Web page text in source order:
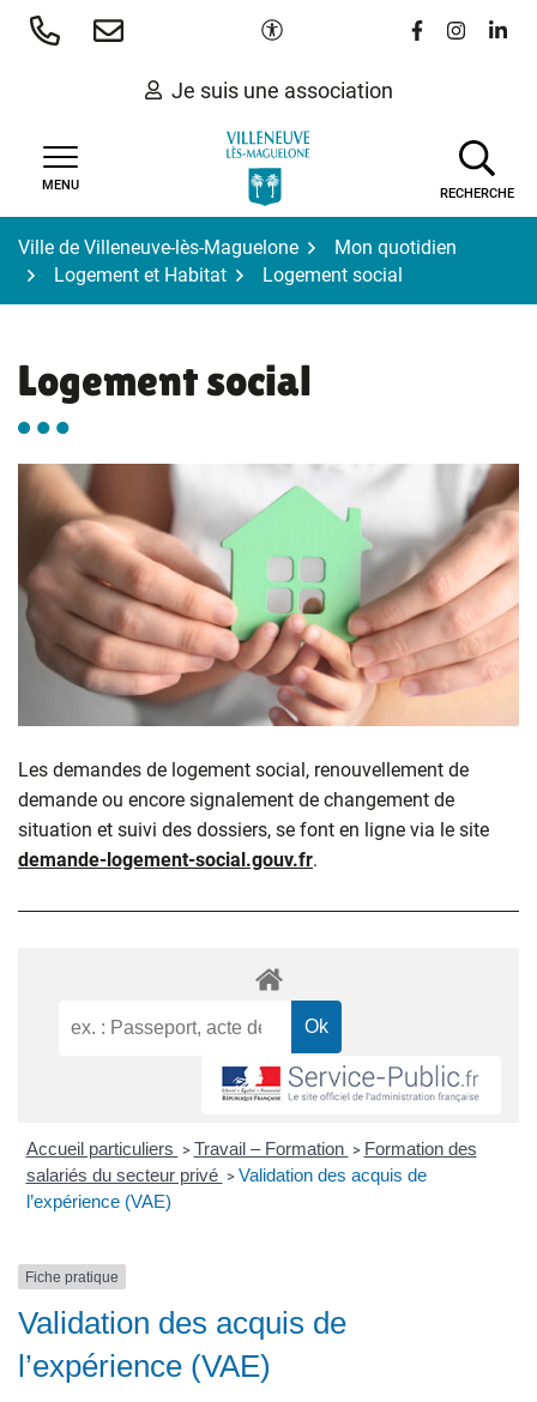
Aller
Paramètres d'accessibilité
Lien vers le
Lien vers
Lien
Je suis une association
MENU
RECHERCHE
Ville de Villeneuve-lès-Maguelone
Mon quotidien
Logement et Habitat
Logement social
Logement social
Les demandes de logement social, renouvellement de
demande ou encore signalement de changement de
situation et suivi des dossiers, se font en ligne via le site
demande-logement-social.gouv.fr.
Accueil particuliers > Travail – Formation > Formation des
salariés du secteur privé > Validation des acquis de
l’expérience (VAE)
Fiche pratique
Validation des acquis de
l’expérience (VAE)